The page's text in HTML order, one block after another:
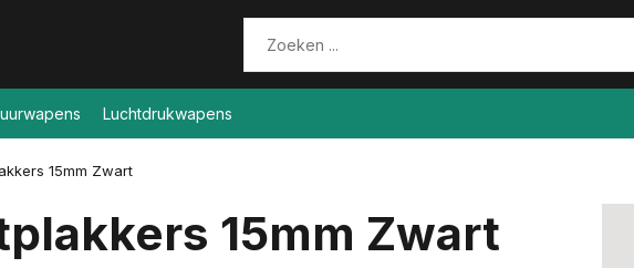
Luchtdrukwapens
15mm Zwart
15mm Zwart